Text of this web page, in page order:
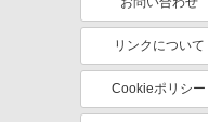
リンクについて
Cookieポリシー